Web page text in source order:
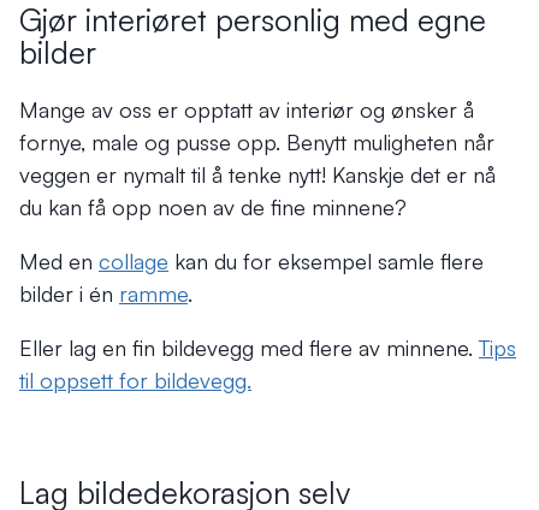
Gjør interiøret personlig med egne
bilder
Mange av oss er opptatt av interiør og ønsker å
fornye, male og pusse opp. Benytt muligheten når
veggen er nymalt til å tenke nytt! Kanskje det er nå
du kan få opp noen av de fine minnene?
Med en collage kan du for eksempel samle flere
bilder i én ramme.
Eller lag en fin bildevegg med flere av minnene.Tips
til oppsett for bildevegg.
Lag bildedekorasjon selv